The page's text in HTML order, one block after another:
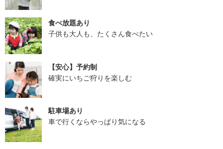
食べ放題あり
子供も大人も、たくさん食べたい
【安心】予約制
確実にいちご狩りを楽しむ
駐車場あり
車で行くならやっぱり気になる